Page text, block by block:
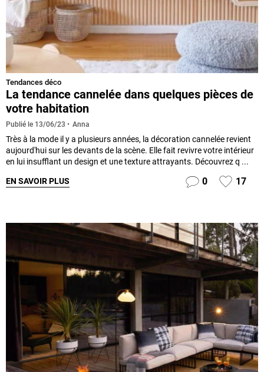
Tendances déco
La tendance cannelée dans quelques pièces de
votre habitation
Publié le 13/06/23 Anna
Très à la mode il y a plusieurs années, la décoration cannelée revient
aujourd'hui sur les devants de la scène. Elle fait revivre votre intérieur
en lui insufflant un design et une texture attrayants. Découvrez q ...
EN SAVOIR PLUS 0 17